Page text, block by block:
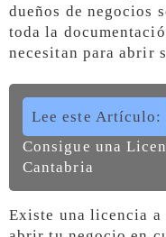
dueños de negocios
toda la
necesitan para abrir
Lee este Artículo:
Consigue una
Cantabria
Existe una licencia a